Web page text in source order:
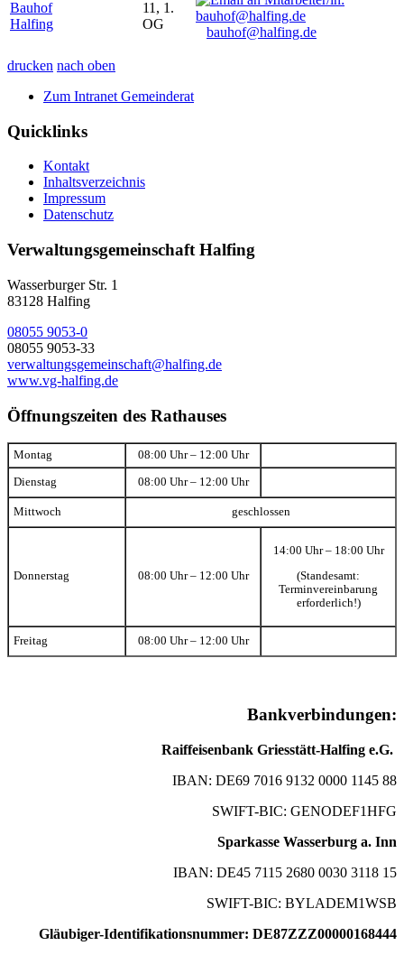
Bauhof
Halfing
11, 1.
OG
bauhof@halfing.de
drucken nach oben
Zum Intranet Gemeinderat
Quicklinks
Kontakt
Inhaltsverzeichnis
Impressum
Datenschutz
Verwaltungsgemeinschaft Halfing
Wasserburger Str. 1
83128 Halfing
08055 9053-0
08055 9053-33
verwaltungsgemeinschaft@halfing.de
www.vg-halfing.de
Öffnungszeiten des Rathauses
Montag 08:00 Uhr – 12:00 Uhr
Dienstag 08:00 Uhr – 12:00 Uhr
Mittwoch geschlossen
Donnerstag 08:00 Uhr – 12:00 Uhr
14:00 Uhr – 18:00 Uhr
(Standesamt:
Terminvereinbarung
erforderlich!)
Freitag 08:00 Uhr – 12:00 Uhr
Bankverbindungen:
Raiffeisenbank Griesstätt-Halfing e.G.
IBAN: DE69 7016 9132 0000 1145 88
SWIFT-BIC: GENODEF1HFG
Sparkasse Wasserburg a. Inn
IBAN: DE45 7115 2680 0030 3118 15
SWIFT-BIC: BYLADEM1WSB
Gläubiger-Identifikationsnummer: DE87ZZZ00000168444